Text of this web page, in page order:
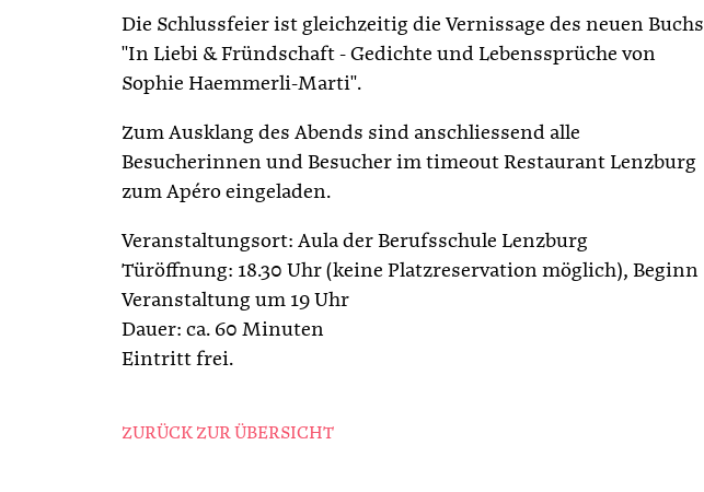
Die Schlussfeier ist gleichzeitig die Vernissage des neuen Buchs
"In Liebi & Fründschaft - Gedichte und Lebenssprüche von
Sophie Haemmerli-Marti".
Zum Ausklang des Abends sind anschliessend alle
Besucherinnen und Besucher im timeout Restaurant Lenzburg
zum Apéro eingeladen.
Veranstaltungsort: Aula der Berufsschule Lenzburg
Türöffnung: 18.30 Uhr (keine Platzreservation möglich), Beginn
Veranstaltung um 19 Uhr
Dauer: ca. 60 Minuten
Eintritt frei.
ZURÜCK ZUR ÜBERSICHT